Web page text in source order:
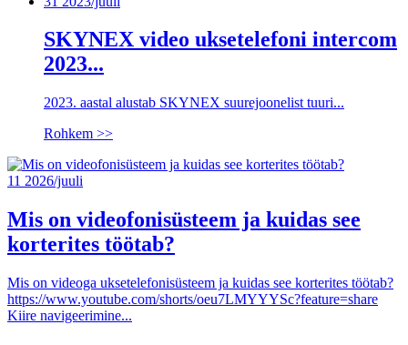
SKYNEX video uksetelefoni intercom
2023...
2023. aastal alustab SKYNEX suurejoonelist tuuri...
Rohkem >>
11 2026/juuli
Mis on videofonisüsteem ja kuidas see
korterites töötab?
Mis on videoga uksetelefonisüsteem ja kuidas see korterites töötab?
https://www.youtube.com/shorts/oeu7LMYYYSc?feature=share
Kiire navigeerimine...